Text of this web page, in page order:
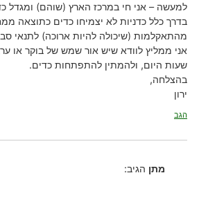
למעשה – אני חי במרכז הארץ (שוהם) ומגדל
בדרך כלל כדניות לא יצמיחו כדים כתוצאה
מהתאקלמות (שיכולה להיות ארוכה) לתנאי
אני ממליץ לוודא שיש אור שמש של בוקר או
שעות היום, ולהמתין להתפתחות כדים.
בהצלחה,
ירון
הגב
מתן הגיב: